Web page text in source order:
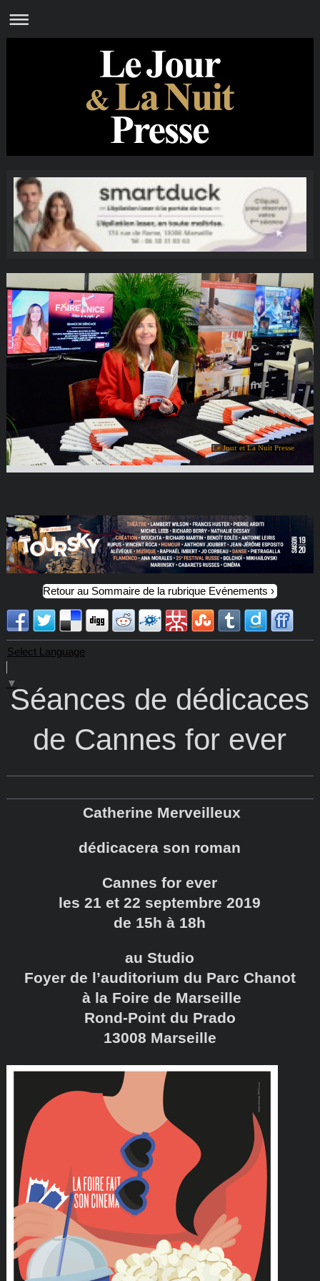
Le Jour et La Nuit Presse
Retour au Sommaire de la rubrique Evénements
Select Language
▼
Séances de dédicaces
de Cannes for ever
Catherine Merveilleux
dédicacera son roman
Cannes for ever
les 21 et 22 septembre 2019
de 15h à 18h
au Studio
Foyer de l’auditorium du Parc Chanot
à la Foire de Marseille
Rond-Point du Prado
13008 Marseille